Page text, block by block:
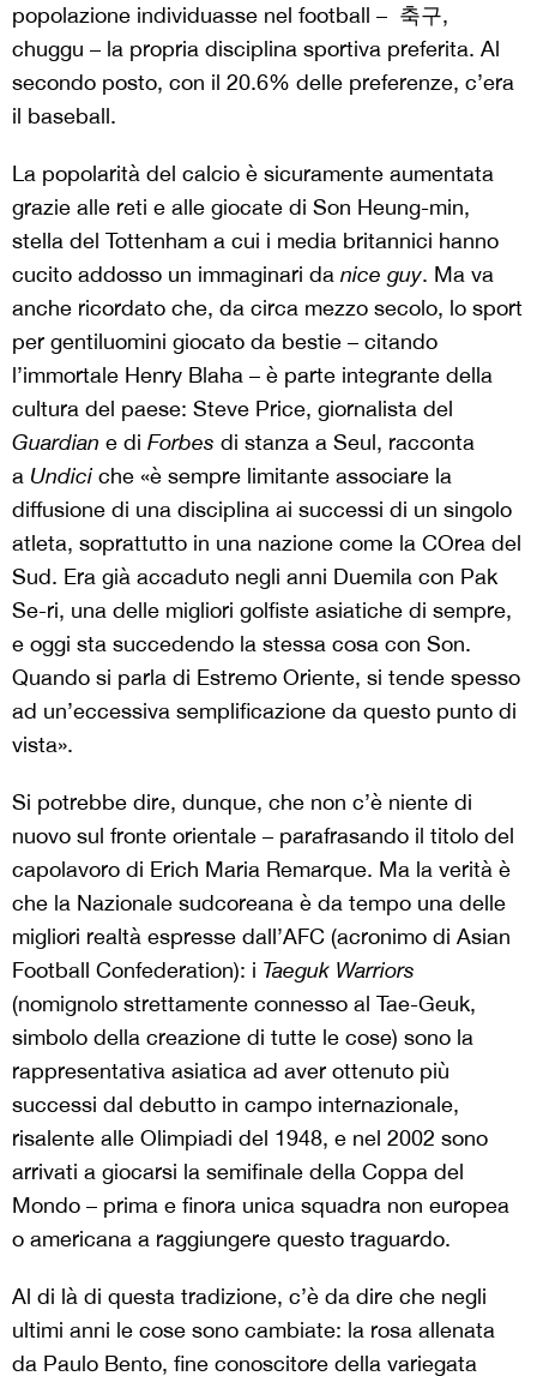
popolazione individuasse nel football – 축구,
chuggu – la propria disciplina sportiva preferita. Al
secondo posto, con il 20.6% delle preferenze, c’era
il baseball.
La popolarità del calcio è sicuramente aumentata
grazie alle reti e alle giocate di Son Heung-min,
stella del Tottenham a cui i media britannici hanno
cucito addosso un immaginari da nice guy. Ma va
anche ricordato che, da circa mezzo secolo, lo sport
per gentiluomini giocato da bestie – citando
l’immortale Henry Blaha – è parte integrante della
cultura del paese: Steve Price, giornalista del
Guardian e di Forbes di stanza a Seul, racconta
a Undici che «è sempre limitante associare la
diffusione di una disciplina ai successi di un singolo
atleta, soprattutto in una nazione come la COrea del
Sud. Era già accaduto negli anni Duemila con Pak
Se-ri, una delle migliori golfiste asiatiche di sempre,
e oggi sta succedendo la stessa cosa con Son.
Quando si parla di Estremo Oriente, si tende spesso
ad un’eccessiva semplificazione da questo punto di
vista».
Si potrebbe dire, dunque, che non c’è niente di
nuovo sul fronte orientale – parafrasando il titolo del
capolavoro di Erich Maria Remarque. Ma la verità è
che la Nazionale sudcoreana è da tempo una delle
migliori realtà espresse dall’AFC (acronimo di Asian
Football Confederation): i Taeguk Warriors
(nomignolo strettamente connesso al Tae-Geuk,
simbolo della creazione di tutte le cose) sono la
rappresentativa asiatica ad aver ottenuto più
successi dal debutto in campo internazionale,
risalente alle Olimpiadi del 1948, e nel 2002 sono
arrivati a giocarsi la semifinale della Coppa del
Mondo – prima e finora unica squadra non europea
o americana a raggiungere questo traguardo.
Al di là di questa tradizione, c’è da dire che negli
ultimi anni le cose sono cambiate: la rosa allenata
da Paulo Bento, fine conoscitore della variegata